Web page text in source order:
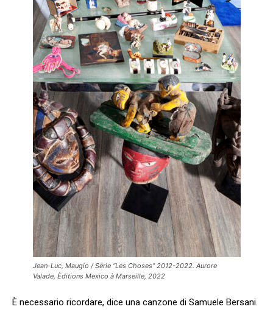
Jean-Luc, Maugio / Série “Les Choses” 2012-2022. Aurore
Valade, Èditions Mexico à Marseille, 2022
È necessario ricordare, dice una canzone di Samuele Bersani.